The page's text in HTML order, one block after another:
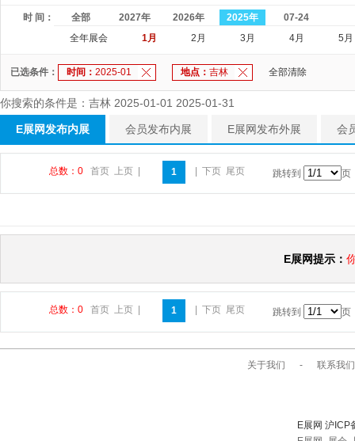
时 间： 全部 2027年 2026年 2025年
07-24
全年展会
1月 2月 3月 4月 5月
已选条件： 时间： 2025-01 地点： 吉林 全部清除
你搜索的条件是：吉林 2025-01-01 2025-01-31
E展网发布内展 会员发布内展 E展网发布外展 会
总数：0 首页 上页 1 下页 尾页 跳转到 页
E展网提示：
总数：0 首页 上页 1 下页 尾页 跳转到 页
关于我们 - 联系我们
E展网 沪